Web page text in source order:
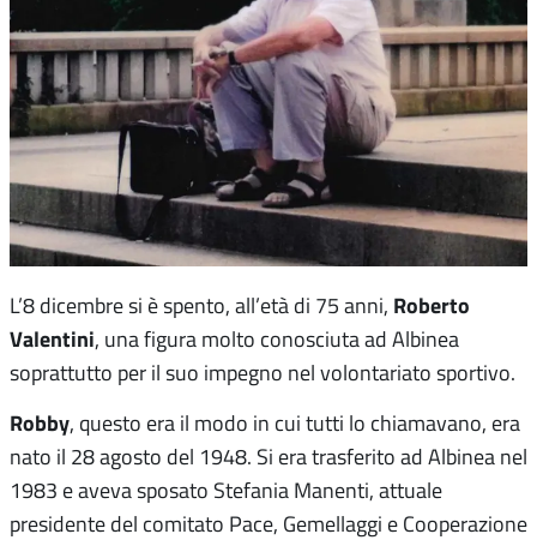
L’8 dicembre si è spento, all’età di 75 anni, Roberto
Valentini, una figura molto conosciuta ad Albinea
soprattutto per il suo impegno nel volontariato sportivo.
Robby, questo era il modo in cui tutti lo chiamavano, era
nato il 28 agosto del 1948. Si era trasferito ad Albinea nel
1983 e aveva sposato Stefania Manenti, attuale
presidente del comitato Pace, Gemellaggi e Cooperazione